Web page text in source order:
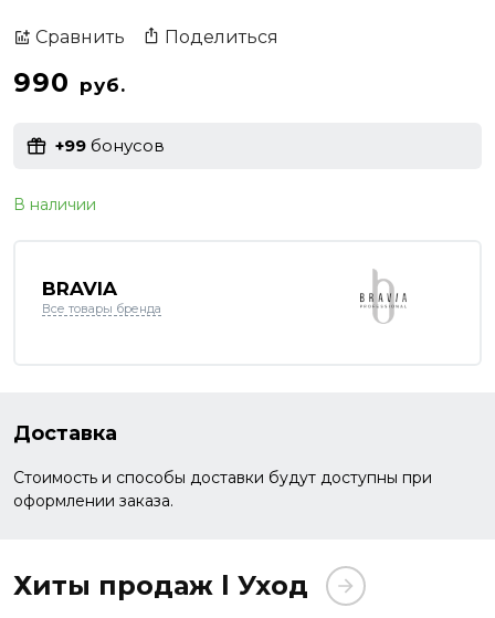
Сравнить Поделиться
990 руб.
+99 бонусов
В наличии
BRAVIA
Все товары бренда
Доставка
Стоимость и способы доставки будут доступны при
оформлении заказа.
Хиты продаж l Уход